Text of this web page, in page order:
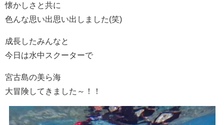
懐かしさと共に
色んな思い出思い出しました(笑)
成長したみんなと
今日は水中スクーターで
宮古島の美ら海
大冒険してきました～！！